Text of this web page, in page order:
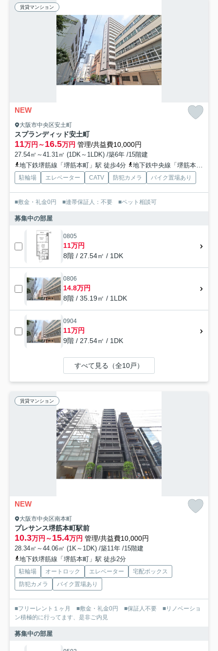
賃貸マンション
NEW
大阪市中央区安土町
スプランディッド安土町
11万円～16.5万円 管理/共益費10,000円
27.54㎡～41.31㎡ (1DK～1LDK) /築6年 /15階建
地下鉄堺筋線「堺筋本町」駅 徒歩4分
地下鉄中央線「堺筋本町」駅 徒歩4分
駐輪場 エレベーター CATV 防犯カメラ バイク置場あり
■敷金・礼金0円 ■連帯保証人：不要 ■ペット相談可
募集中の部屋
0805
11万円
8階 / 27.54㎡ / 1DK
0806
14.8万円
8階 / 35.19㎡ / 1LDK
0904
11万円
9階 / 27.54㎡ / 1DK
すべて見る（全10戸）
賃貸マンション
NEW
大阪市中央区南本町
プレサンス堺筋本町駅前
10.3万円～15.4万円 管理/共益費10,000円
28.34㎡～44.06㎡ (1K～1DK) /築11年 /15階建
地下鉄堺筋線「堺筋本町」駅 徒歩2分
駐輪場 オートロック エレベーター
宅配ボックス
防犯カメラ
バイク置場あり
■フリーレント１ヶ月 ■敷金・礼金0円 ■保証人不要 ■リノベーショ
ン積極的に行ってます、是非ご内見
募集中の部屋